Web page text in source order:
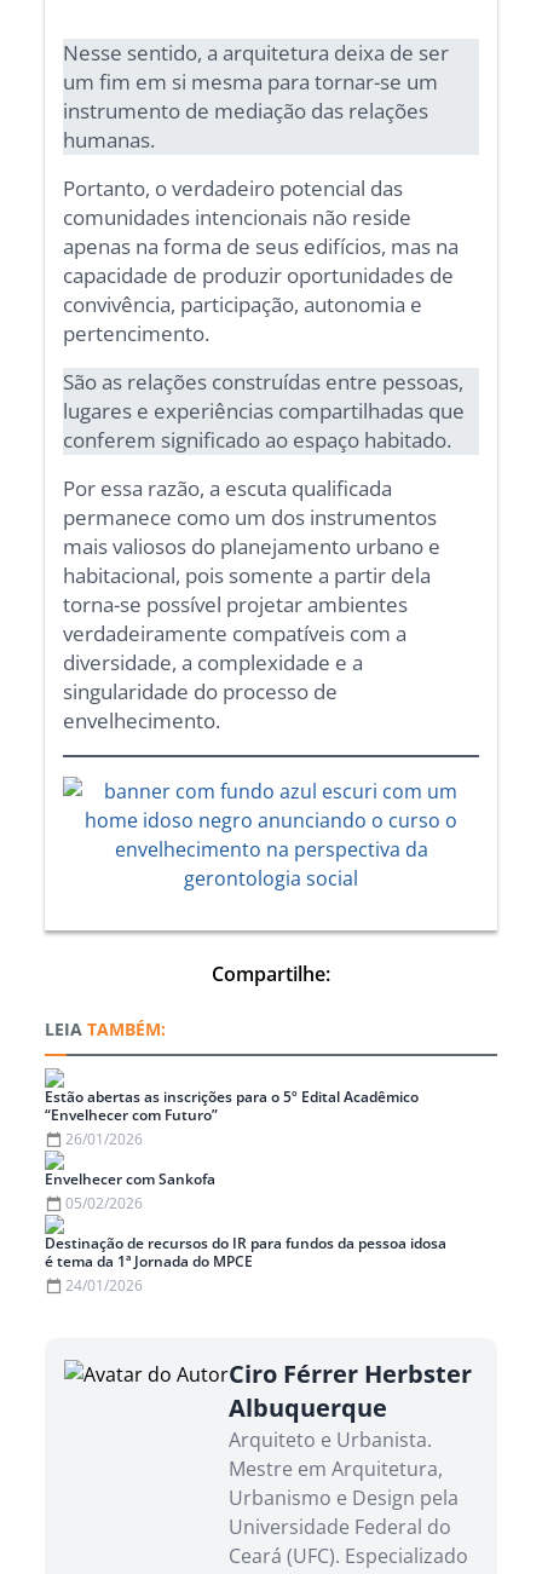
Nesse sentido, a arquitetura deixa de ser
um fim em si mesma para tornar-se um
instrumento de mediação das relações
humanas.
Portanto, o verdadeiro potencial das
comunidades intencionais não reside
apenas na forma de seus edifícios, mas na
capacidade de produzir oportunidades de
convivência, participação, autonomia e
pertencimento.
São as relações construídas entre pessoas,
lugares e experiências compartilhadas que
conferem significado ao espaço habitado.
Por essa razão, a escuta qualificada
permanece como um dos instrumentos
mais valiosos do planejamento urbano e
habitacional, pois somente a partir dela
torna-se possível projetar ambientes
verdadeiramente compatíveis com a
diversidade, a complexidade e a
singularidade do processo de
envelhecimento.
Compartilhe:
TAMBÉM:
Estão abertas as inscrições para o 5º Edital Acadêmico
“Envelhecer com Futuro”
26/01/2026
Envelhecer com Sankofa
05/02/2026
Destinação de recursos do IR para fundos da pessoa idosa
é tema da 1ª Jornada do MPCE
24/01/2026
Ciro Férrer Herbster
Albuquerque
Arquiteto e Urbanista.
Mestre em Arquitetura,
Urbanismo e Design pela
Universidade Federal do
Ceará (UFC). Especializado